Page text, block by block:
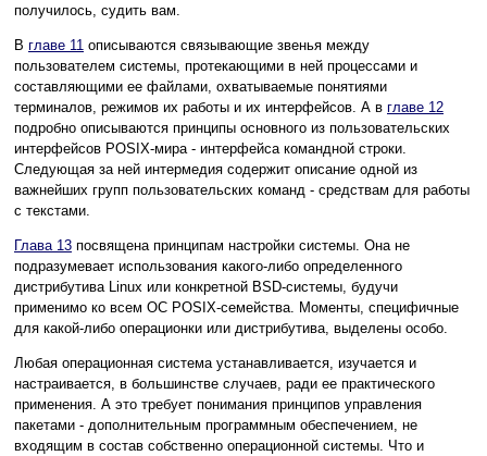
получилось, судить вам.
В главе 11 описываются связывающие звенья между
пользователем системы, протекающими в ней процессами и
составляющими ее файлами, охватываемые понятиями
терминалов, режимов их работы и их интерфейсов. А в главе 12
подробно описываются принципы основного из пользовательских
интерфейсов POSIX-мира - интерфейса командной строки.
Следующая за ней интермедия содержит описание одной из
важнейших групп пользовательских команд - средствам для работы
с текстами.
Глава 13 посвящена принципам настройки системы. Она не
подразумевает использования какого-либо определенного
дистрибутива Linux или конкретной BSD-системы, будучи
применимо ко всем ОС POSIX-семейства. Моменты, специфичные
для какой-либо операционки или дистрибутива, выделены особо.
Любая операционная система устанавливается, изучается и
настраивается, в большинстве случаев, ради ее практического
применения. А это требует понимания принципов управления
пакетами - дополнительным программным обеспечением, не
входящим в состав собственно операционной системы. Что и